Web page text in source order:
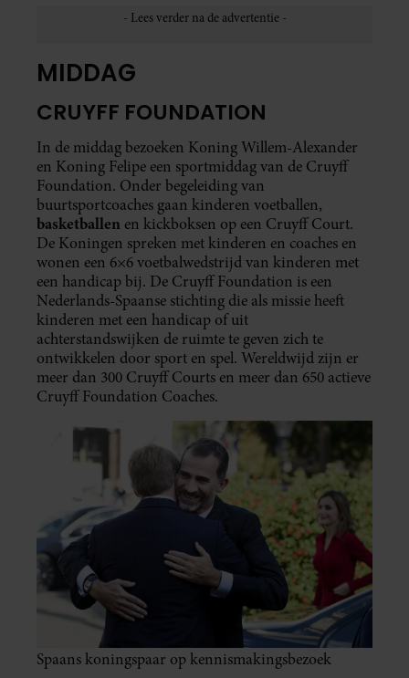
MIDDAG
CRUYFF FOUNDATION
In de middag bezoeken Koning Willem-Alexander
en Koning Felipe een sportmiddag van de Cruyff
Foundation. Onder begeleiding van
buurtsportcoaches gaan kinderen voetballen,
basketballen en kickboksen op een Cruyff Court.
De Koningen spreken met kinderen en coaches en
wonen een 6×6 voetbalwedstrijd van kinderen met
een handicap bij. De Cruyff Foundation is een
Nederlands-Spaanse stichting die als missie heeft
kinderen met een handicap of uit
achterstandswijken de ruimte te geven zich te
ontwikkelen door sport en spel. Wereldwijd zijn er
meer dan 300 Cruyff Courts en meer dan 650 actieve
Cruyff Foundation Coaches.
Spaans koningspaar op kennismakingsbezoek